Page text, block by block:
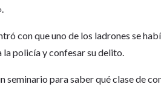
con que uno de los ladrones se
la policía y confesar su delito.
seminario para saber qué clase de